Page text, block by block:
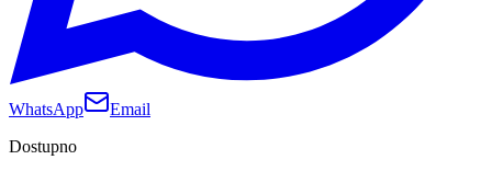
WhatsApp
Email
Dostupno